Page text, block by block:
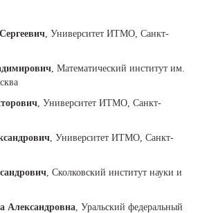
, Университет ИТМО, Санкт-
, Математический институт им.
, Университет ИТМО, Санкт-
, Университет ИТМО, Санкт-
, Сколковский институт науки и
Александровна, Уральский федеральный